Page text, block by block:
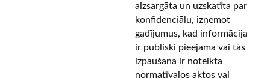
aizsargāta un uzskatīta par
konfidenciālu, izņemot
gadījumus, kad informācija
ir publiski pieejama vai tās
izpaušana ir noteikta
normatīvajos aktos vai